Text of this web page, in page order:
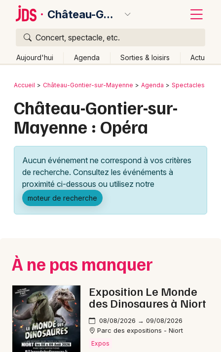
Château-Gontier-sur-Mayenne
Concert, spectacle, etc.
Aujourd'hui Agenda Sorties & loisirs Actu
Publier un événement
Grands événements
Activité & Expérience
Manifestations
Foires & salons
Concerts
Sports
Soirées
Sorties famille
Bordeaux
Colmar
Lille
Lyon
Marseille
Mulhouse
Nice
Paris
Strasbourg
Toulouse
Toutes les villes
Retour
Accueil Château-Gontier-sur-Mayenne Agenda Spectacles
Château-Gontier-sur-
Mayenne : Opéra
Aucun événement ne correspond à vos critères
de recherche. Consultez les événéments à
proximité ci-dessous ou utilisez notre
moteur de recherche
À ne pas manquer
Exposition Le Monde
des Dinosaures à Niort
08/08/2026 → 09/08/2026
Parc des expositions - Niort
Expos
Quoi ?
Où ?
Mayenne (53)
Pays de la Loire Partout
Près de moi
Changer de lieu
Aujourd'hui
Demain Ce week-end Autre